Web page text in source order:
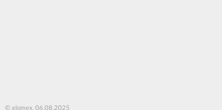
© glomex, 06.08.2025